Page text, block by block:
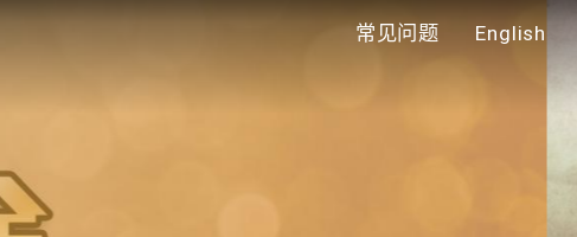
常见问题 English